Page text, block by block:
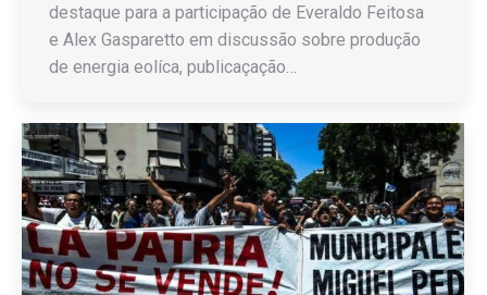
destaque para a participação de Everaldo Feitosa
e Alex Gasparetto em discussão sobre produção
de energia eolíca, publicaçação…